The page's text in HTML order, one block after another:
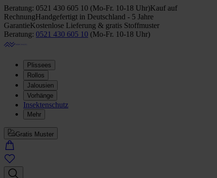
Beratung: 0521 430 605 10 (Mo-Fr. 10-18 Uhr)Kauf auf
RechnungHandgefertigt in Deutschland - 5 Jahre
GarantieKostenlose Lieferung & gratis Stoffmuster
Beratung: 0521 430 605 10 (Mo-Fr. 10-18 Uhr)
Plissees
Rollos
Jalousien
Vorhänge
Insektenschutz
Mehr
Gratis Muster